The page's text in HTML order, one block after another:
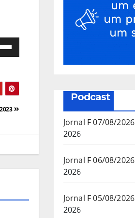
baixo
Podcast
Jornal F 07/08/2026
2026
Jornal F 06/08/2026
2026
Jornal F 05/08/2026
2026